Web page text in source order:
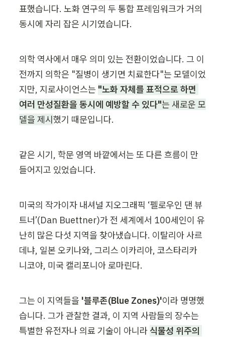
표했습니다. 노화 연구의 두 통합 프레임워크가 거의
동시에 자리 잡은 시기였습니다.
의학 역사에서 매우 의미 있는 전환이었습니다. 그 이
전까지 의학은 "질병이 생기면 치료한다"는 모델이었
지만, 지로사이언스는 "노화 자체를 표적으로 하면
여러 만성질환을 동시에 예방할 수 있다"는 새로운 모
델을 제시했기 때문입니다.
같은 시기, 학문 영역 바깥에서는 또 다른 흐름이 만
들어지고 있었습니다.
미국의 작가이자 내셔널 지오그래픽 ‘펠로우인 댄 뷰
트너’(Dan Buettner)가 전 세계에서 100세인이 유
난히 많은 다섯 지역을 찾아냈습니다. 이탈리아 사르
데냐, 일본 오키나와, 그리스 이카리아, 코스타리카
니코야, 미국 캘리포니아 로마린다.
그는 이 지역들을 '블루존(Blue Zones)'이라 명명했
습니다. 그가 관찰한 결과, 이 지역 사람들의 장수는
특별한 유전자나 의료 기술이 아니라 식물성 위주의